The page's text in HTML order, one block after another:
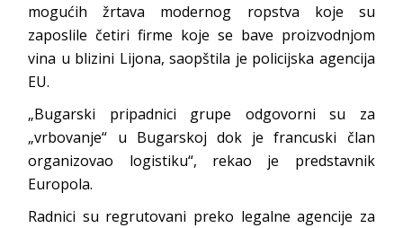
mogućih žrtava modernog ropstva koje su
zaposlile četiri firme koje se bave proizvodnjom
vina u blizini Lijona, saopštila je policijska agencija
EU.
„Bugarski pripadnici grupe odgovorni su za
„vrbovanje“ u Bugarskoj dok je francuski član
organizovao logistiku“, rekao je predstavnik
Europola.
Radnici su regrutovani preko legalne agencije za